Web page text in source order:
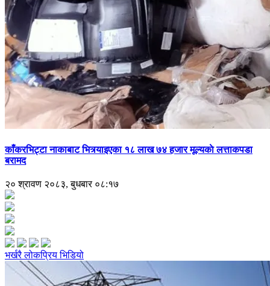
काँकरभिट्टा नाकाबाट भित्र्याइएका १८ लाख ७४ हजार मूल्यकाे लत्ताकपडा
बरामद
२० श्रावण २०८३, बुधबार ०८:१७
भर्खरैलोकप्रियभिडियो